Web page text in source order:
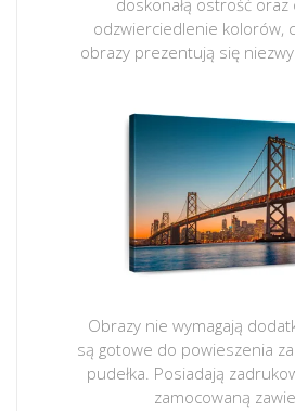
doskonałą ostrość
odzwierciedlenie kolorów,
obrazy prezentują się
Obrazy nie wymagają
są gotowe do powieszenia
pudełka. Posiadają
zamocowaną